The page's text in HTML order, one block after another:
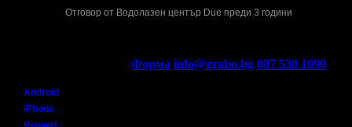
Отговор от Водолазен център Due преди 3 години
Форма info@grabo.bg 087 530 1090
Android
iPhone